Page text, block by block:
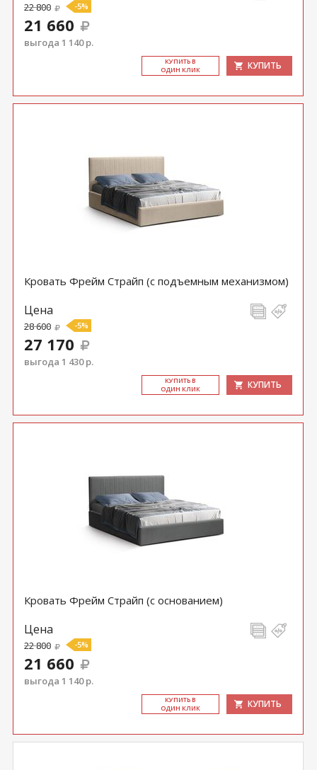
22 800 -5%
21 660
выгода 1 140 р.
КУ­ПИТЬ В
ОДИН КЛИК
КУПИТЬ
Кровать Фрейм Страйп (с подъемным механизмом)
Цена
28 600 -5%
27 170
выгода 1 430 р.
КУ­ПИТЬ В
ОДИН КЛИК
КУПИТЬ
Кровать Фрейм Страйп (с основанием)
Цена
22 800 -5%
21 660
выгода 1 140 р.
КУ­ПИТЬ В
ОДИН КЛИК
КУПИТЬ